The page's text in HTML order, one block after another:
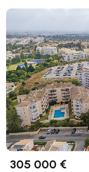
305 000 €